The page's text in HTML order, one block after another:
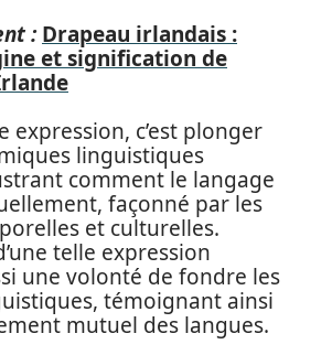
: Drapeau irlandais :
et signification de
expression, c’est plonger
linguistiques
comment le langage
façonné par les
et culturelles.
telle expression
une volonté de fondre les
témoignant ainsi
mutuel des langues.